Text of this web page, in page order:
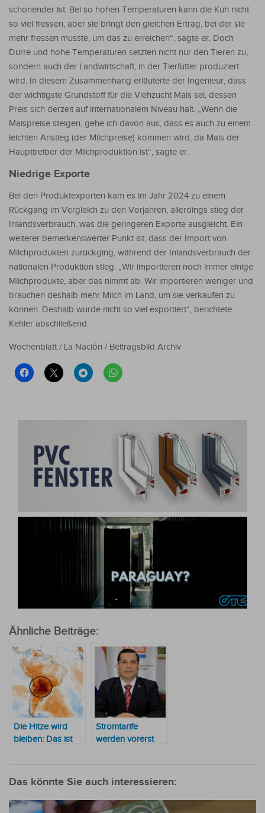
schonender ist. Bei so hohen Temperaturen kann die Kuh nicht
so viel fressen, aber sie bringt den gleichen Ertrag, bei der sie
mehr fressen musste, um das zu erreichen“, sagte er. Doch
Dürre und hohe Temperaturen setzten nicht nur den Tieren zu,
sondern auch der Landwirtschaft, in der Tierfutter produziert
wird. In diesem Zusammenhang erläuterte der Ingenieur, dass
der wichtigste Grundstoff für die Viehzucht Mais sei, dessen
Preis sich derzeit auf internationalem Niveau hält. „Wenn die
Maispreise steigen, gehe ich davon aus, dass es auch zu einem
leichten Anstieg (der Milchpreise) kommen wird, da Mais der
Haupttreiber der Milchproduktion ist“, sagte er.
Niedrige Exporte
Bei den Produktexporten kam es im Jahr 2024 zu einem
Rückgang im Vergleich zu den Vorjahren, allerdings stieg der
Inlandsverbrauch, was die geringeren Exporte ausgleicht. Ein
weiterer bemerkenswerter Punkt ist, dass der Import von
Milchprodukten zurückging, während der Inlandsverbrauch der
nationalen Produktion stieg. „Wir importieren noch immer einige
Milchprodukte, aber das nimmt ab. Wir importieren weniger und
brauchen deshalb mehr Milch im Land, um sie verkaufen zu
können. Deshalb wurde nicht so viel exportiert“, berichtete
Kehler abschließend.
Wochenblatt / La Nación / Beitragsbild Archiv
Ähnliche Beiträge:
Die Hitze wird
bleiben: Das ist
Wetterdienstes
Stromtarife
werden vorerst
Das könnte Sie auch interessieren: